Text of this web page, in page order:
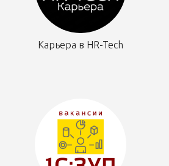
Карьера в HR-Tech